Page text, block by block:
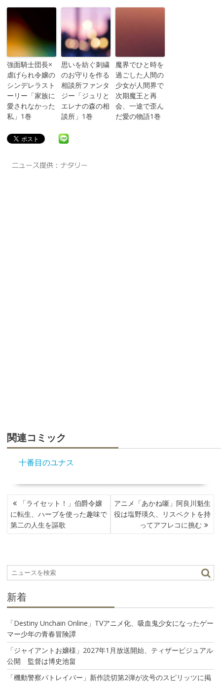
強面騎士団長×
虐げられ令嬢の
シンデレラスト
ーリー「家族に
愛されなかった
私」1巻
思いを紡ぐ刺繍
のお守りを作る
相談所ファンタ
ジー「ジュリと
エレナの森の相
談所」1巻
魔界でひと時を
過ごした人間の
少女が人間界で
次期魔王と再
会、一途で歪ん
だ愛の物語1巻
関連コミック
十番目のユナス
投
稿
ナ
ビ
シ
ョ
「ライセット！」伯爵令嬢
に転生、ハーブを使った趣味で
第二の人生を謳歌
アニメ「あかね噺」阿良川魁生
役は塩野瑛久、リスペクトを持
ってアフレコに挑む
新着
「Destiny Unchain Online」TVアニメ化、吸血鬼少女になったゲー
マー少年の青春冒険譚
「ジャイアントお嬢様」2027年1月放送開始、ティザービジュアル
公開 監督は博史池畠
「機動警察パトレイバー」新作読切第2弾が次号のスピリッツに掲